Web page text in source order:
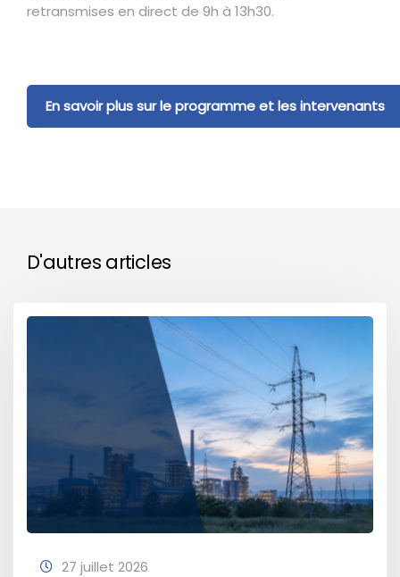
retransmises en direct de 9h à 13h30.
En savoir plus sur le programme et les intervenants
D'autres articles
27 juillet 2026